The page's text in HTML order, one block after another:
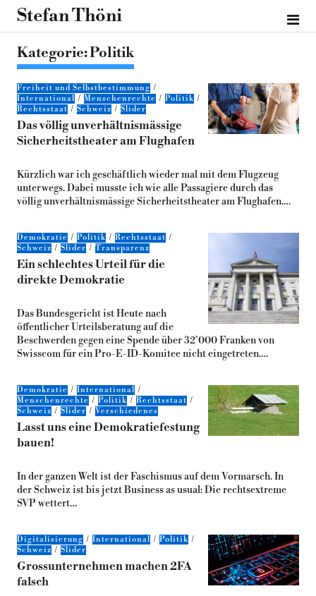
Stefan Thöni
Kategorie:Politik
Freiheit und Selbstbestimmung
International
Menschenrechte
Politik
Rechtsstaat
Schweiz Slider
Das völlig unverhältnismässige
Sicherheitstheater am Flughafen
Kürzlich war ich geschäftlich wieder mal mit dem Flugzeug
unterwegs. Dabei musste ich wie alle Passagiere durch das
völlig unverhältnismässige Sicherheitstheater am Flughafen.…
Demokratie Politik
Rechtsstaat
Schweiz
Slider Transparenz
Ein schlechtes Urteil für die
direkte Demokratie
Das Bundesgericht ist Heute nach
öffentlicher Urteilsberatung auf die
Beschwerden gegen eine Spende über 32’000 Franken von
Swisscom für ein Pro-E-ID-Komitee nicht eingetreten.…
Demokratie
International
Menschenrechte
Politik
Rechtsstaat
Schweiz
Slider Verschiedenes
Lasst uns eine Demokratiefestung
bauen!
In der ganzen Welt ist der Faschismus auf dem Vormarsch. In
der Schweiz ist bis jetzt Business as usual: Die rechtsextreme
SVP wettert…
Digitalisierung International
Politik
Schweiz
Slider
Grossunternehmen machen 2FA
falsch